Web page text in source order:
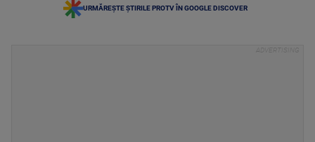
URMĂREȘTE ȘTIRILE PROTV ÎN GOOGLE DISCOVER